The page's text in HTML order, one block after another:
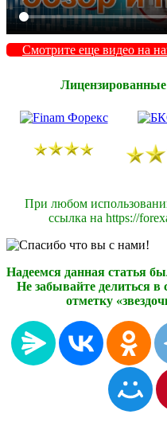
Смотрите еще видео на
При любом
ссылка на https://
Надеемся данная статья
Не забывайте делиться в
отметку